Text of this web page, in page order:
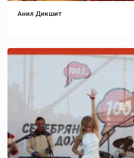
Анил Дикшит